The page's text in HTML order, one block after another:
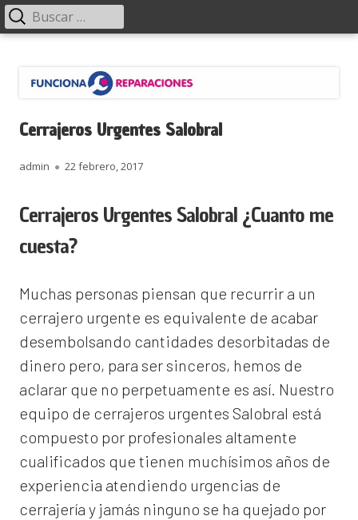
contenido
Menú
principal Buscar:
Cerrajeros Urgentes Salobral
Autor
admin
Publicado
22 febrero, 2017
Cerrajeros Urgentes Salobral ¿Cuanto me
cuesta?
Muchas personas piensan que recurrir a un
cerrajero urgente es equivalente de acabar
desembolsando cantidades desorbitadas de
dinero pero, para ser sinceros, hemos de
aclarar que no perpetuamente es así. Nuestro
equipo de cerrajeros urgentes Salobral está
compuesto por profesionales altamente
cualificados que tienen muchísimos años de
experiencia atendiendo urgencias de
cerrajería y jamás ninguno se ha quejado por